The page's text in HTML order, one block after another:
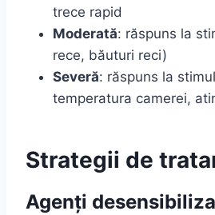
trece rapid
Moderată: răspuns la
rece, băuturi reci)
Severă: răspuns la
temperatura camerei,
Strategii de
Agenți